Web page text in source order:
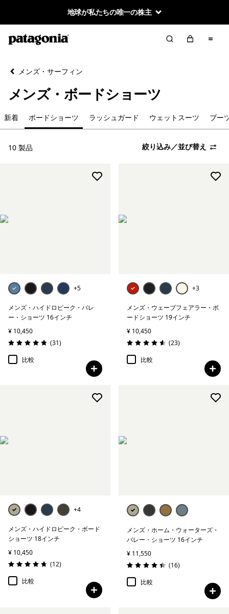
地球が私たちの唯一の株主
絞り込み／並び替え
絞り込み
カテゴリー
新着
ウェットスーツ
ブーツ／グローブ／フード
フィット
メンズ・サーフィン
メンズ・ボードショーツ
新着 ボードショーツ ラッシュガード ウェットスーツ ブー
10 製品 絞り込み／並び替え
+5
メンズ・ハイドロピーク・バレ
ー・ショーツ 16インチ
¥ 10,450
評価: 4.8 / 5
(31レビュー
)
比較
+3
メンズ・ウェーブフェアラー・ボ
ードショーツ 19インチ
¥ 10,450
評価: 4.6 / 5
(23レビュー
)
比較
+4
メンズ・ハイドロピーク・ボード
ショーツ 18インチ
¥ 10,450
評価: 4.8 / 5
(12レビュー
)
比較
メンズ・ホーム・ウォーターズ・
バレー・ショーツ 16インチ
¥ 11,550
評価: 4.4 / 5
(16レビュー
)
比較